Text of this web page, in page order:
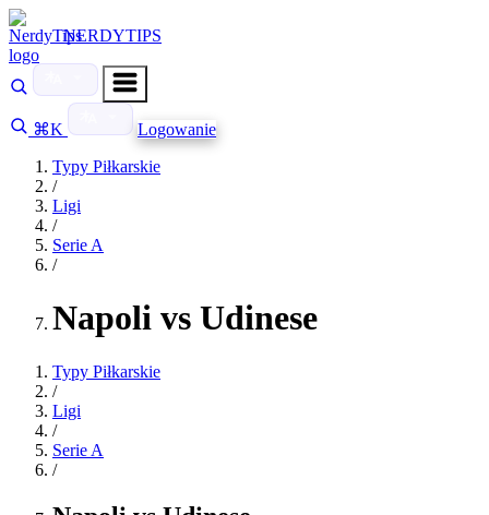
NERDYTIPS
⌘K
Logowanie
Typy Piłkarskie
/
Ligi
/
Serie A
/
Napoli vs Udinese
Typy Piłkarskie
/
Ligi
/
Serie A
/